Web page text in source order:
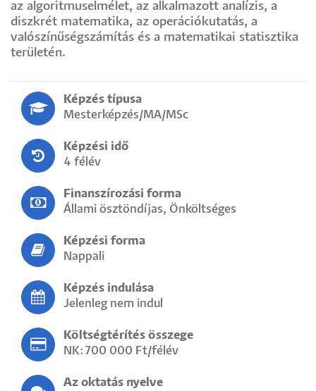
az algoritmuselmélet, az alkalmazott analízis, a
diszkrét matematika, az operációkutatás, a
valószínűségszámítás és a matematikai statisztika
területén.
Képzés típusa
Mesterképzés/MA/MSc
Képzési idő
4 félév
Finanszírozási forma
Állami ösztöndíjas, Önköltséges
Képzési forma
Nappali
Képzés indulása
Jelenleg nem indul
Költségtérítés összege
NK:700 000 Ft/félév
Az oktatás nyelve